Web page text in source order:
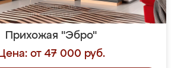
Прихожая "Эбро"
Цена: от 47 000 руб.